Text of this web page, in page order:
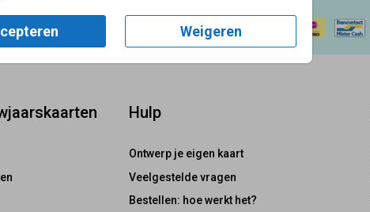
Weigeren
GOED GEREGELD
Hulp
Ontwerp je eigen kaart
Veelgestelde vragen
Bestellen: hoe werkt het?